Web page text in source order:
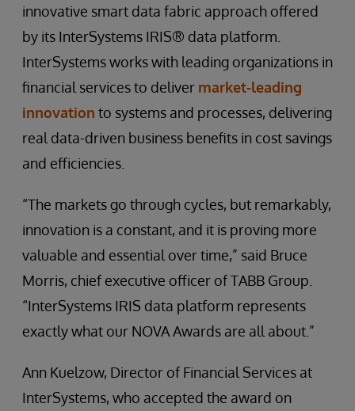
innovative smart data fabric approach offered
by its InterSystems IRIS® data platform.
InterSystems works with leading organizations in
financial services to deliver market-leading
innovation to systems and processes, delivering
real data-driven business benefits in cost savings
and efficiencies.
“The markets go through cycles, but remarkably,
innovation is a constant, and it is proving more
valuable and essential over time,” said Bruce
Morris, chief executive officer of TABB Group.
“InterSystems IRIS data platform represents
exactly what our NOVA Awards are all about.”
Ann Kuelzow, Director of Financial Services at
InterSystems, who accepted the award on